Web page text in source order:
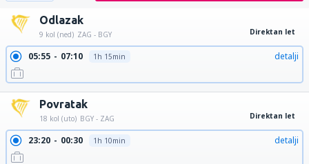
Odlazak
9 kol (ned) ZAG - BGY Direktan let
05:55 07:10 1h 15min detalji
Povratak
18 kol (uto) BGY - ZAG Direktan let
23:20 00:30 1h 10min detalji